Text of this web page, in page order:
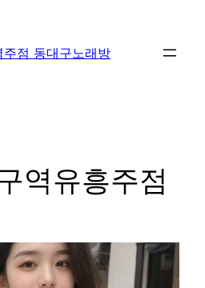
점 동대구노래방
역유흥주점